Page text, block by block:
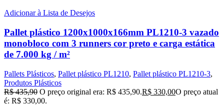
Adicionar à Lista de Desejos
Pallet plástico 1200x1000x166mm PL1210-3 vazado
monobloco com 3 runners cor preto e carga estática
de 7.000 kg / m²
Pallets Plásticos, Pallet plástico PL1210, Pallet plástico PL1210-3,
Produtos Plásticos
R$435,90 O preço original era: R$ 435,90.R$ 330,00O preço atual
é: R$ 330,00.